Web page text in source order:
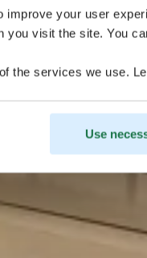
improve your user
you visit the site. You
the services we use.
Use